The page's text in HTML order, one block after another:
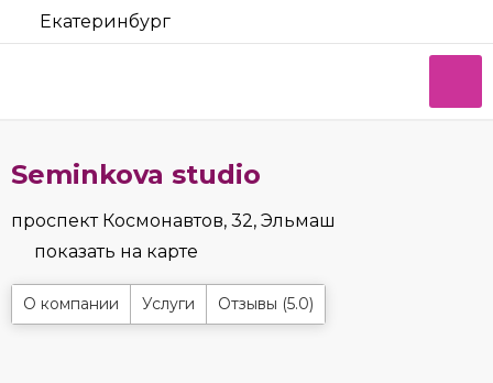
Екатеринбург
Seminkova studio
проспект Космонавтов, 32, Эльмаш
показать на карте
О компании Услуги Отзывы (5.0)